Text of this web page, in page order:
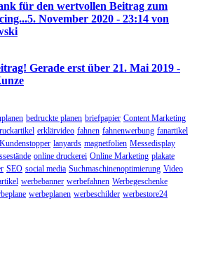
für den wertvollen Beitrag zum
5. November 2020 - 23:14 von
Gerade erst über 21. Mai 2019 -
bedruckte planen briefpapier Content Marketing
erklärvideo fahnen fahnenwerbung fanartikel
Kundenstopper lanyards magnetfolien Messedisplay
online druckerei Online Marketing plakate
SEO social media Suchmaschinenoptimierung Video
werbebanner werbefahnen Werbegeschenke
werbeplanen werbeschilder werbestore24